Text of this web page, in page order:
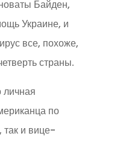
Байден,
Украине, и
все, похоже,
страны.
личная
по
так и вице-